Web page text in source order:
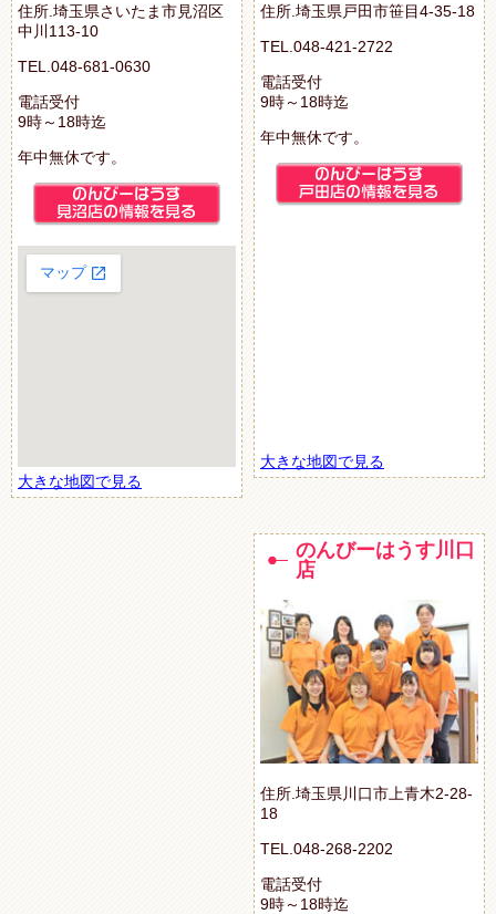
住所.埼玉県さいたま市見沼区
中川113-10
TEL.048-681-0630
電話受付
9時～18時迄
年中無休です。
大きな地図で見る
住所.埼玉県戸田市笹目4-35-18
TEL.048-421-2722
電話受付
9時～18時迄
年中無休です。
大きな地図で見る
のんびーはうす川口
店
住所.埼玉県川口市上青木2-28-
18
TEL.048-268-2202
電話受付
9時～18時迄